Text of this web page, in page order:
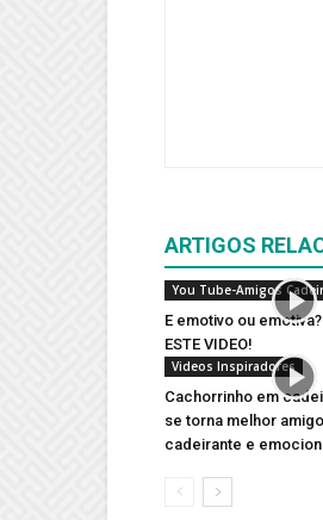
ARTIGOS
You Tube-Amigos
E emotivo ou
ESTE VIDEO!
Videos Inspiradores
Cachorrinho em
se torna melhor
cadeirante e